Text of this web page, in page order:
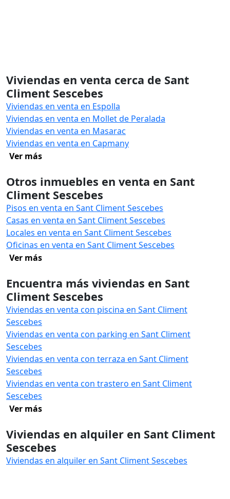
Viviendas en venta cerca de Sant
Climent Sescebes
Viviendas en venta en Espolla
Viviendas en venta en Mollet de Peralada
Viviendas en venta en Masarac
Viviendas en venta en Capmany
Ver más
Otros inmuebles en venta en Sant
Climent Sescebes
Pisos en venta en Sant Climent Sescebes
Casas en venta en Sant Climent Sescebes
Locales en venta en Sant Climent Sescebes
Oficinas en venta en Sant Climent Sescebes
Ver más
Encuentra más viviendas en Sant
Climent Sescebes
Viviendas en venta con piscina en Sant Climent
Sescebes
Viviendas en venta con parking en Sant Climent
Sescebes
Viviendas en venta con terraza en Sant Climent
Sescebes
Viviendas en venta con trastero en Sant Climent
Sescebes
Ver más
Viviendas en alquiler en Sant Climent
Sescebes
Viviendas en alquiler en Sant Climent Sescebes